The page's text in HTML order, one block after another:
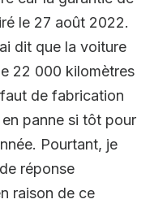
le 27 août 2022.
dit que la voiture
22 000 kilomètres
de fabrication
panne si tôt pour
Pourtant, je
réponse
raison de ce